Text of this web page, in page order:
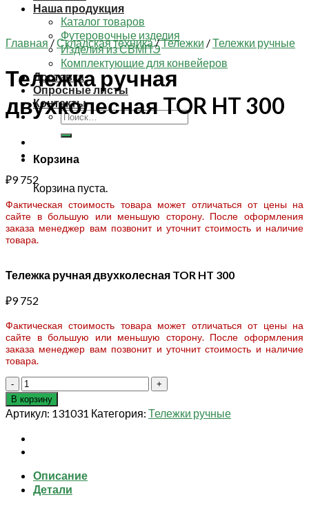
Наша продукция
Каталог товаров
Футеровочные изделия
Изделия из СВМПЭ
Комплектующие для конвейеров
Доставка
Опросные листы
Контакты
Искать:
Корзина
Корзина пуста.
Главная /Складская техника/Тележки /Тележки ручные
Тележка ручная
двухколесная TOR HT 300
₽9 752
Фактическая стоимость товара может отличаться от цены на
сайте в большую или меньшую сторону. После оформления
заказа менеджер вам позвонит и уточнит стоимость и наличие
товара.
Тележка ручная двухколесная TOR HT 300
₽9 752
Фактическая стоимость товара может отличаться от цены на
сайте в большую или меньшую сторону. После оформления
заказа менеджер вам позвонит и уточнит стоимость и наличие
товара.
Количество
товара
Тележка
ручная
двухколесная
TOR
300
В корзину
Артикул: 131031 Категория: Тележки ручные
Описание
Детали